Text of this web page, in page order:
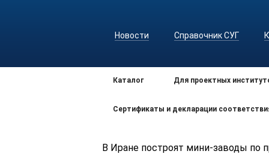
Новости Справочник СУГ
Каталог Для проектных
Сертификаты и декларации
В Иране построят мини-заводы по